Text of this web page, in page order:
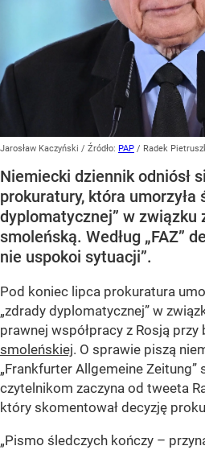
Jarosław Kaczyński / Źródło: PAP / Radek
Niemiecki dziennik odniósł
prokuratury, która umorzyła
dyplomatycznej” w związku
smoleńską. Według „FAZ”
nie uspokoi sytuacji”.
Pod koniec lipca prokuratura
„zdrady dyplomatycznej” w
prawnej współpracy z Rosją przy
smoleńskiej. O sprawie piszą
„Frankfurter Allgemeine Zeitung”
czytelnikom zaczyna od tweeta
który skomentował decyzję
„Pismo śledczych kończy –